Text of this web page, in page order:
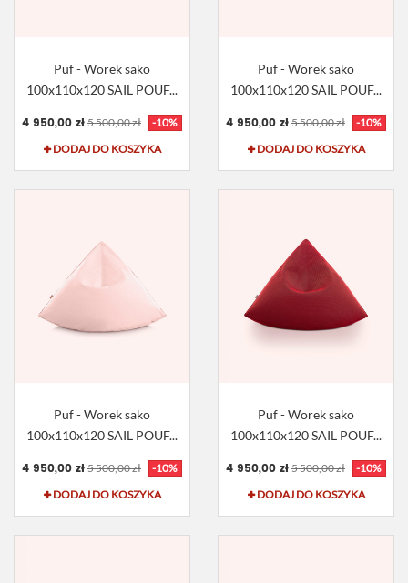
Puf - Worek sako
100x110x120 SAIL POUF...
4 950,00 zł 5 500,00 zł
-10%
DODAJ DO KOSZYKA
Puf - Worek sako
100x110x120 SAIL POUF...
4 950,00 zł 5 500,00 zł
-10%
DODAJ DO KOSZYKA
Puf - Worek sako
100x110x120 SAIL POUF...
4 950,00 zł 5 500,00 zł
-10%
DODAJ DO KOSZYKA
Puf - Worek sako
100x110x120 SAIL POUF...
4 950,00 zł 5 500,00 zł
-10%
DODAJ DO KOSZYKA